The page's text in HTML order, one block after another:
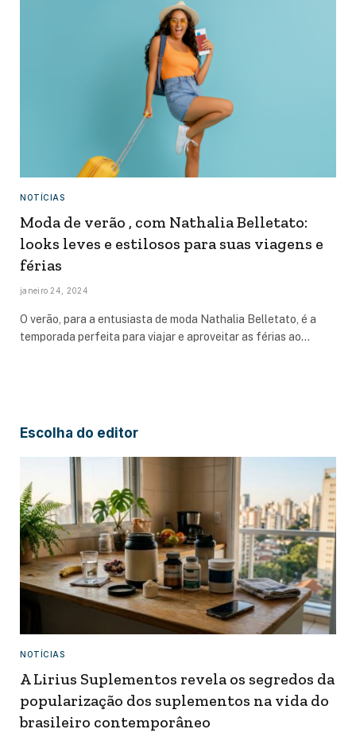
NOTÍCIAS
Moda de verão , com Nathalia Belletato:
looks leves e estilosos para suas viagens e
férias
janeiro 24, 2024
O verão, para a entusiasta de moda Nathalia Belletato, é a
temporada perfeita para viajar e aproveitar as férias ao…
Escolha do editor
NOTÍCIAS
A Lirius Suplementos revela os segredos da
popularização dos suplementos na vida do
brasileiro contemporâneo